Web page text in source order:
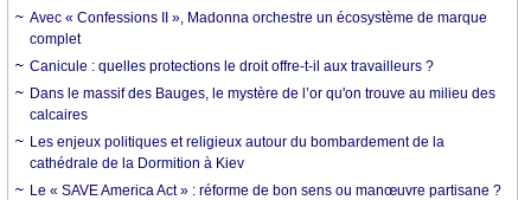
Avec « Confessions II », Madonna orchestre un écosystème de marque
complet
Canicule : quelles protections le droit offre-t-il aux travailleurs ?
Dans le massif des Bauges, le mystère de l’or qu'on trouve au milieu des
calcaires
Les enjeux politiques et religieux autour du bombardement de la
cathédrale de la Dormition à Kiev
Le « SAVE America Act » : réforme de bon sens ou manœuvre partisane ?